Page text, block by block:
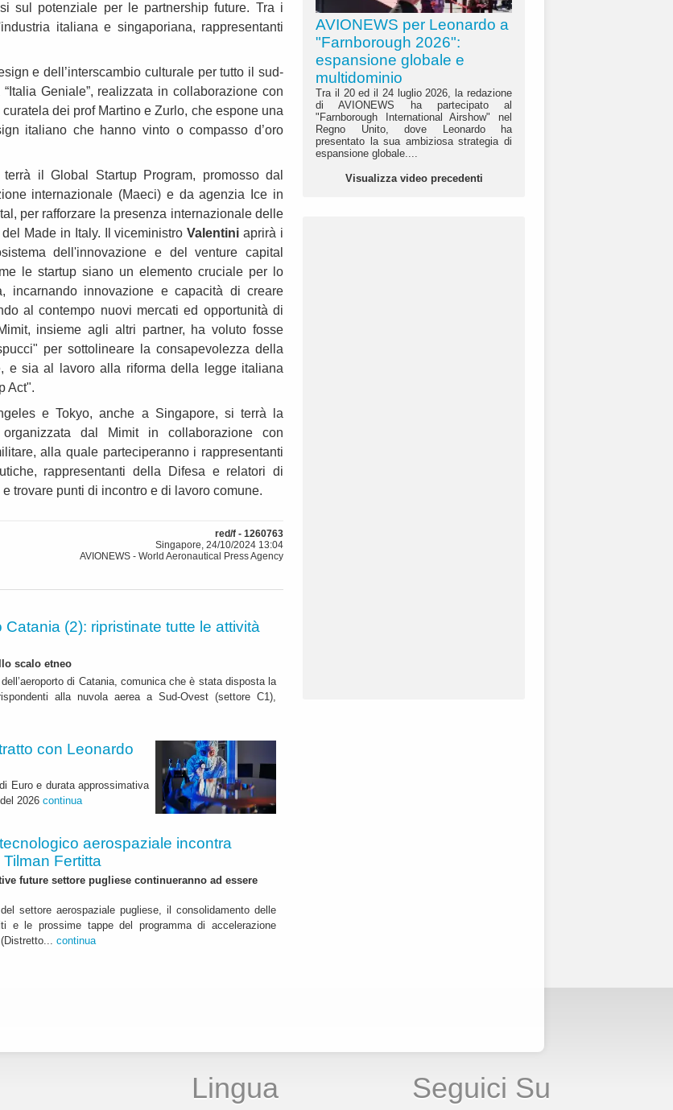
sul potenziale per le partnership future. Tra i
italiana e singaporiana, rappresentanti
e dell’interscambio culturale per tutto il sud-
Geniale”, realizzata in collaborazione con
dei prof Martino e Zurlo, che espone una
italiano che hanno vinto o compasso d’oro
il Global Startup Program, promosso dal
internazionale (Maeci) e da agenzia Ice in
per rafforzare la presenza internazionale delle
Made in Italy. Il viceministroValentini aprirà i
dell'innovazione e del venture capital
le startup siano un elemento cruciale per lo
incarnando innovazione e capacità di creare
al contempo nuovi mercati ed opportunità di
insieme agli altri partner, ha voluto fosse
per sottolineare la consapevolezza della
e sia al lavoro alla riforma della legge italiana
Act".
e Tokyo, anche a Singapore, si terrà la
dal Mimit in collaborazione con
alla quale parteciperanno i rappresentanti
rappresentanti della Difesa e relatori di
trovare punti di incontro e di lavoro comune.
red/f - 1260763
Singapore, 24/10/2024 13:04
AVIONEWS - World Aeronautical Press Agency
Catania (2): ripristinate tutte le attività
scalo etneo
di Catania, comunica che è stata disposta la
alla nuvola aerea a Sud-Ovest (settore C1),
con Leonardo
Euro e durata approssimativa
2026 continua
aerospaziale incontra
Fertitta
future settore pugliese continueranno ad essere
settore aerospaziale pugliese, il consolidamento delle
e le prossime tappe del programma di accelerazione
continua
AVIONEWS per Leonardo a
"Farnborough 2026":
espansione globale e
multidominio
Tra il 20 ed il 24 luglio 2026, la redazione
di AVIONEWS ha partecipato al
"Farnborough International Airshow" nel
Regno Unito, dove Leonardo ha
presentato la sua ambiziosa strategia di
espansione globale....
Visualizza video precedenti
Lingua Seguici Su